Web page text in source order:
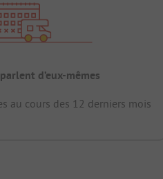
d’eux-mêmes
au cours des 12 derniers mois